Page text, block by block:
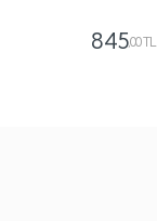
845,00 TL